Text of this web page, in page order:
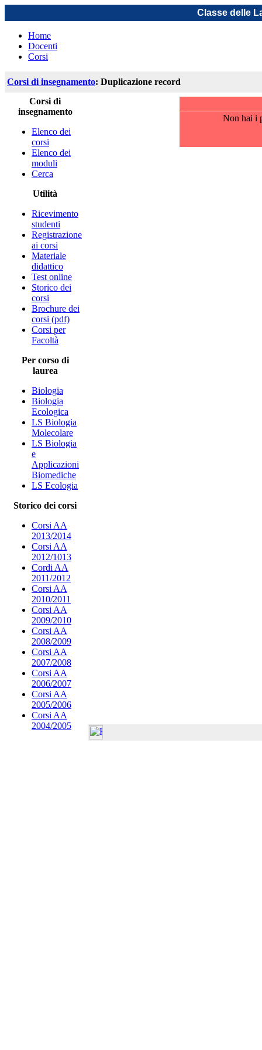
Classe delle
Home
Docenti
Corsi
Corsi di insegnamento: Duplicazione record
Corsi di
insegnamento
Elenco dei
corsi
Elenco dei
moduli
Cerca
Utilità
Ricevimento
studenti
Registrazione
ai corsi
Materiale
didattico
Test online
Storico dei
corsi
Brochure dei
corsi (pdf)
Corsi per
Facoltà
Per corso di
laurea
Biologia
Biologia
Ecologica
LS Biologia
Molecolare
LS Biologia
e
Applicazioni
Biomediche
LS Ecologia
Storico dei corsi
Corsi AA
2013/2014
Corsi AA
2012/1013
Cordi AA
2011/2012
Corsi AA
2010/2011
Corsi AA
2009/2010
Corsi AA
2008/2009
Corsi AA
2007/2008
Corsi AA
2006/2007
Corsi AA
2005/2006
Corsi AA
2004/2005
Non hai i